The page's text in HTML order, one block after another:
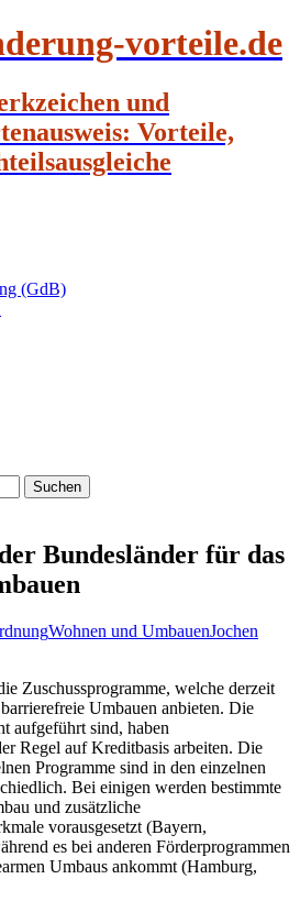
vorteile.de
und
Vorteile,
(GdB)
Bundesländer für das
Wohnen und UmbauenJochen
Zuschussprogramme, welche derzeit
Umbauen anbieten. Die
aufgeführt sind, haben
Regel auf Kreditbasis arbeiten. Die
Programme sind in den einzelnen
Bei einigen werden bestimmte
und zusätzliche
vorausgesetzt (Bayern,
es bei anderen Förderprogrammen
Umbaus ankommt (Hamburg,